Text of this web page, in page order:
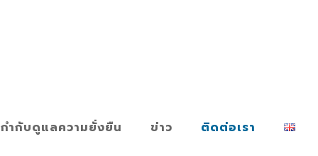
ำกับดูแลความยั่งยืน ข่าว ติดต่อเรา